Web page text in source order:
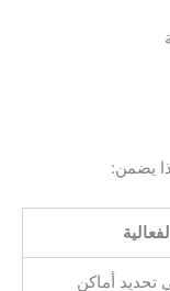
يضمن:
الفعالية
في تحديد أماكن